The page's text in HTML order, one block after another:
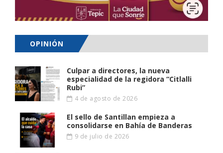
OPINIÓN
Culpar a directores, la nueva
especialidad de la regidora “Citlalli
Rubi”
4 de agosto de 2026
El sello de Santillan empieza a
consolidarse en Bahía de Banderas
9 de julio de 2026